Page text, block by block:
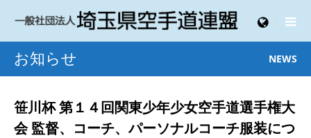
 menu
お知らせ NEWS
笹川杯 第１４回関東少年少女空手道選手権大
会 監督、コーチ、パーソナルコーチ服装につ